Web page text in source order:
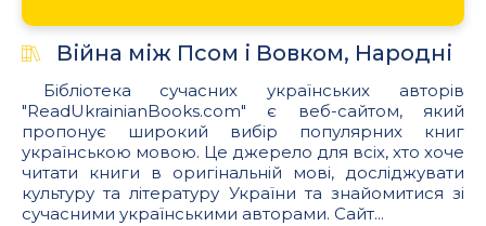
Війна між Псом і Вовком, Народні
Бібліотека сучасних українських авторів
"ReadUkrainianBooks.com" є веб-сайтом, який
пропонує широкий вибір популярних книг
українською мовою. Це джерело для всіх, хто хоче
читати книги в оригінальній мові, досліджувати
культуру та літературу України та знайомитися зі
сучасними українськими авторами. Сайт...